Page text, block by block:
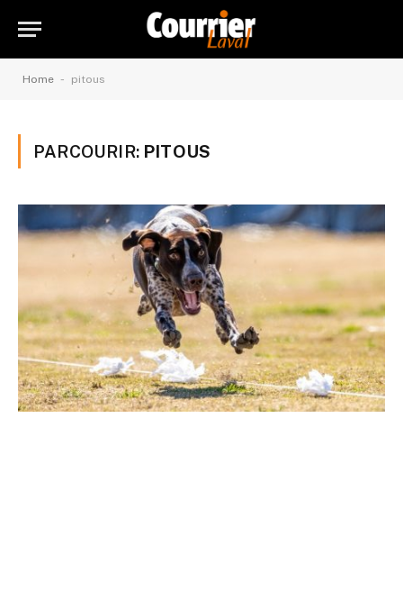
Home - pitous
PARCOURIR: PITOUS